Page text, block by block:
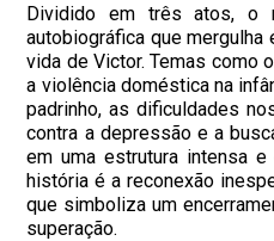
Dividido em três atos, o
autobiográfica que
vida de Victor. Temas como
a violência doméstica na
padrinho, as dificuldades
contra a depressão e a
em uma estrutura intensa
história é a reconexão
que simboliza um
superação.